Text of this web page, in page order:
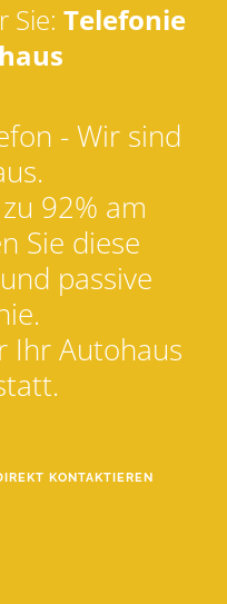
Sie: Telefonie
- Wir sind
92% am
Sie diese
passive
Ihr Autohaus
KONTAKTIEREN